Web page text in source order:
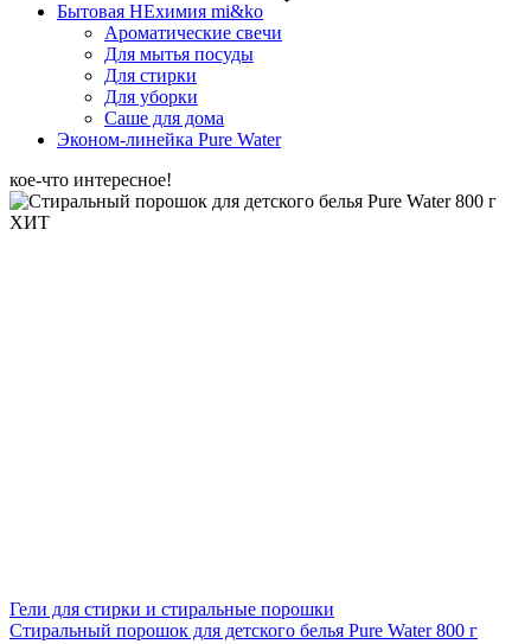
Бытовая НЕхимия mi&ko
Ароматические свечи
Для мытья посуды
Для стирки
Для уборки
Саше для дома
Эконом-линейка Pure Water
кое-что интересное!
ХИТ
Гели для стирки и стиральные порошки
Стиральный порошок для детского белья Pure Water 800 г